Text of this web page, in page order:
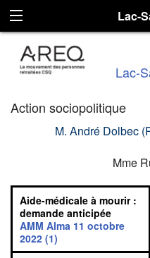
Lac-
Lac-
Action sociopolitique
M. André Dolbec
Mme
Aide-médicale à mourir :
demande anticipée
AMM Alma 11 octobre
2022 (1)